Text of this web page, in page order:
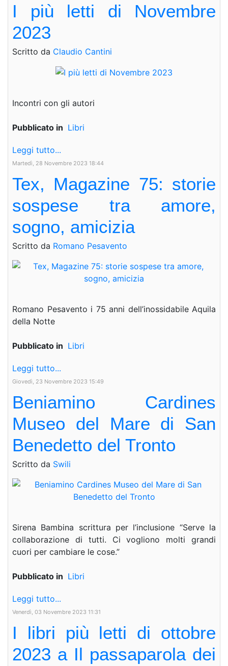
I più letti di Novembre
2023
Scritto da Claudio Cantini
Incontri con gli autori
Pubblicato in Libri
Leggi tutto...
Martedì, 28 Novembre 2023 18:44
Tex, Magazine 75: storie
sospese tra amore,
sogno, amicizia
Scritto da Romano Pesavento
Romano Pesavento i 75 anni dell’inossidabile Aquila
della Notte
Pubblicato in Libri
Leggi tutto...
Giovedì, 23 Novembre 2023 15:49
Beniamino Cardines
Museo del Mare di San
Benedetto del Tronto
Scritto da Swili
Sirena Bambina scrittura per l’inclusione “Serve la
collaborazione di tutti. Ci vogliono molti grandi
cuori per cambiare le cose.”
Pubblicato in Libri
Leggi tutto...
Venerdì, 03 Novembre 2023 11:31
I libri più letti di ottobre
2023 a Il passaparola dei